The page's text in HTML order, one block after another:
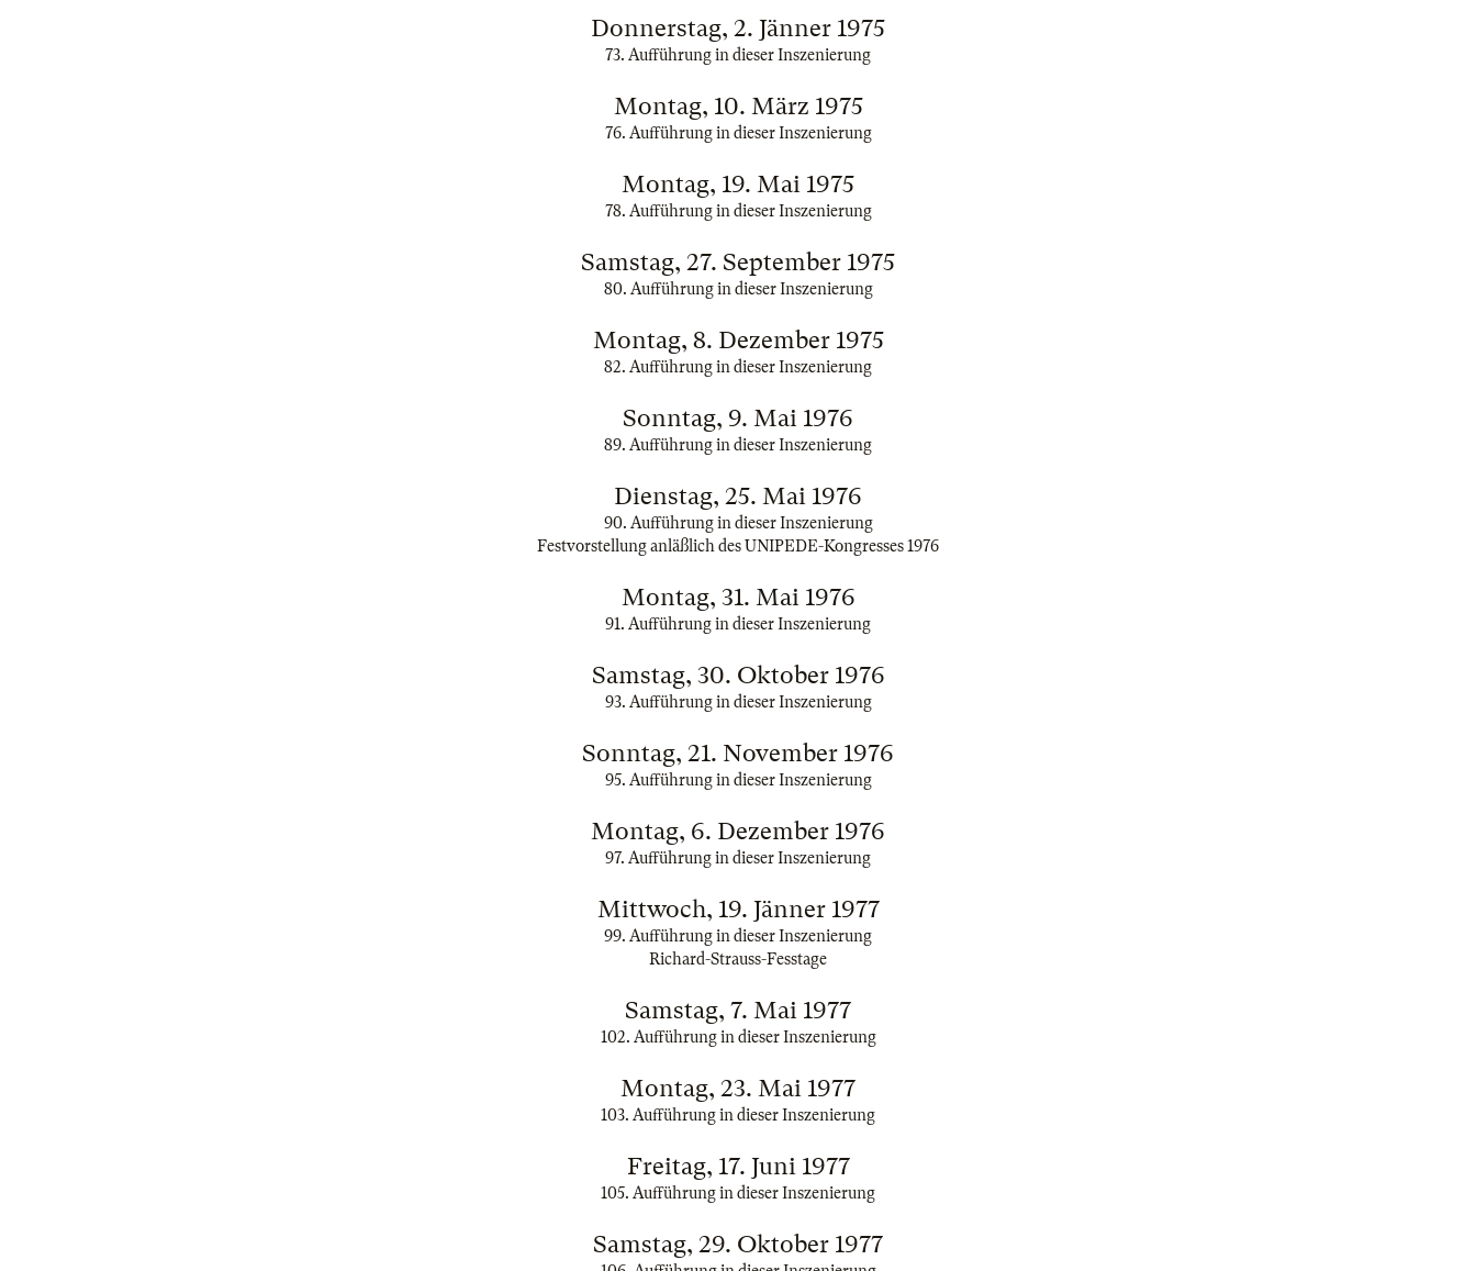
Donnerstag, 2. Jänner 1975
73. Aufführung in dieser Inszenierung
Montag, 10. März 1975
76. Aufführung in dieser Inszenierung
Montag, 19. Mai 1975
78. Aufführung in dieser Inszenierung
Samstag, 27. September 1975
80. Aufführung in dieser Inszenierung
Montag, 8. Dezember 1975
82. Aufführung in dieser Inszenierung
Sonntag, 9. Mai 1976
89. Aufführung in dieser Inszenierung
Dienstag, 25. Mai 1976
90. Aufführung in dieser Inszenierung
Festvorstellung anläßlich des UNIPEDE-Kongresses 1976
Montag, 31. Mai 1976
91. Aufführung in dieser Inszenierung
Samstag, 30. Oktober 1976
93. Aufführung in dieser Inszenierung
Sonntag, 21. November 1976
95. Aufführung in dieser Inszenierung
Montag, 6. Dezember 1976
97. Aufführung in dieser Inszenierung
Mittwoch, 19. Jänner 1977
99. Aufführung in dieser Inszenierung
Richard-Strauss-Fesstage
Samstag, 7. Mai 1977
102. Aufführung in dieser Inszenierung
Montag, 23. Mai 1977
103. Aufführung in dieser Inszenierung
Freitag, 17. Juni 1977
105. Aufführung in dieser Inszenierung
Samstag, 29. Oktober 1977